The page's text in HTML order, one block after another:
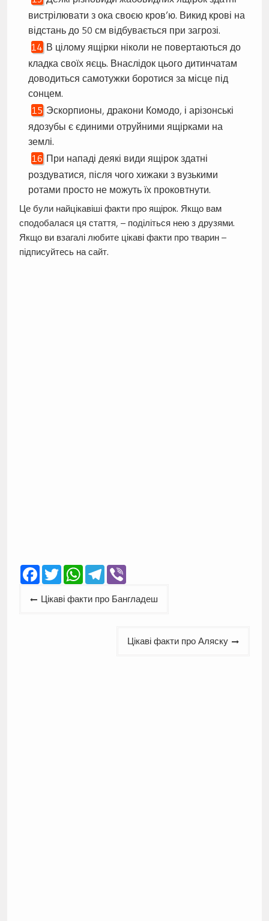
вистрілювати з ока своєю кров’ю. Викид крові на
відстань до 50 см відбувається при загрозі.
В цілому ящірки ніколи не повертаються до
кладка своїх яєць. Внаслідок цього дитинчатам
доводиться самотужки боротися за місце під
сонцем.
Эскорпионы, дракони Комодо, і арізонські
ядозубы є єдиними отруйними ящірками на
землі.
При нападі деякі види ящірок здатні
роздуватися, після чого хижаки з вузькими
ротами просто не можуть їх проковтнути.
Це були найцікавіші факти про ящірок. Якщо вам
сподобалася ця стаття, – поділіться нею з друзями.
Якщо ви взагалі любите цікаві факти про тварин –
підписуйтесь на сайт.
Facebook
TwitterWhatsApp
Telegram
Viber
Навігація
Цікаві факти про Бангладеш
Цікаві факти про Аляску